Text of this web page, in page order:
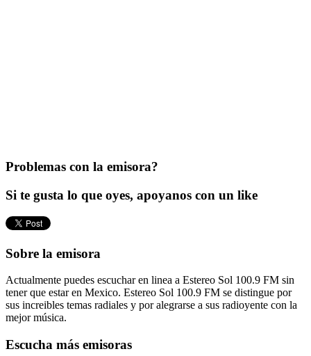
Problemas con la emisora?
Si te gusta lo que oyes, apoyanos con un like
Sobre la emisora
Actualmente puedes escuchar en linea a Estereo Sol 100.9 FM sin
tener que estar en Mexico. Estereo Sol 100.9 FM se distingue por
sus increibles temas radiales y por alegrarse a sus radioyente con la
mejor música.
Escucha más emisoras